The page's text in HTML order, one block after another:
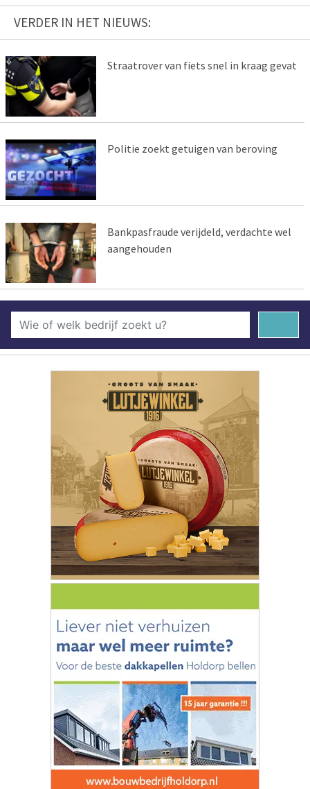
VERDER IN HET NIEUWS:
Straatrover van fiets snel in kraag gevat
Politie zoekt getuigen van beroving
Bankpasfraude verijdeld, verdachte wel
aangehouden